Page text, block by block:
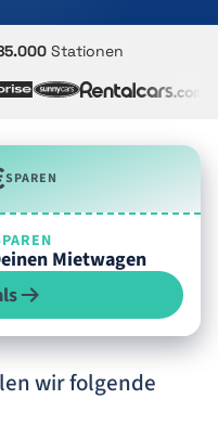
Stationen
SPAREN
Mietwagen
wir folgende